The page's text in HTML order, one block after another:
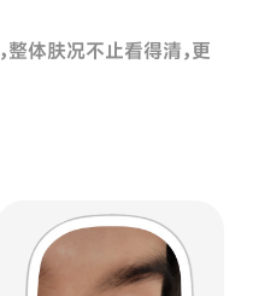
，整体肤况不止看得清，更